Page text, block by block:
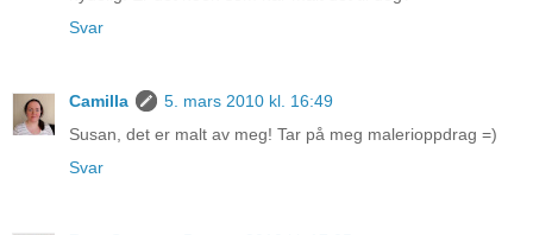
Svar
Camilla
5. mars 2010 kl. 16:49
Susan, det er malt av meg! Tar på meg malerioppdrag =)
Svar